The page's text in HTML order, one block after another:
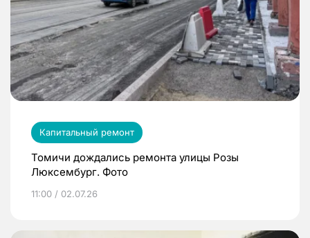
Капитальный ремонт
Томичи дождались ремонта улицы Розы
Люксембург. Фото
11:00 / 02.07.26